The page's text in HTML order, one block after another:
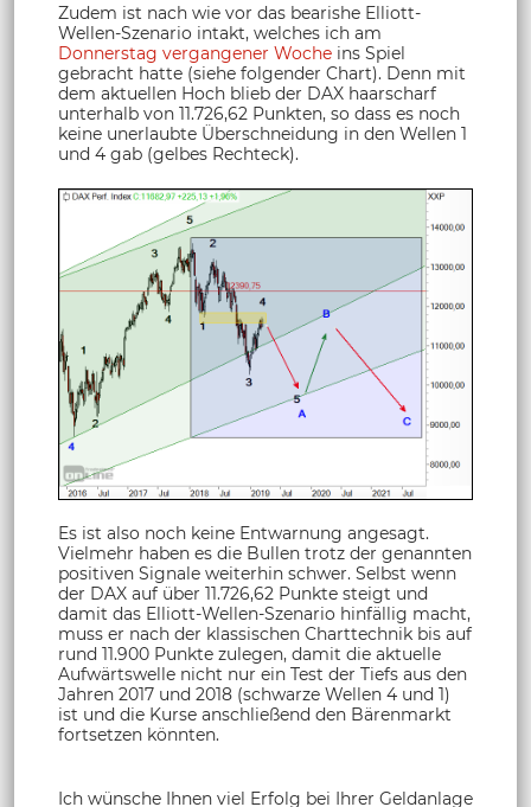
Zudem ist nach wie vor das bearishe Elliott-
Wellen-Szenario intakt, welches ich am
Donnerstag vergangener Woche ins Spiel
gebracht hatte (siehe folgender Chart). Denn mit
dem aktuellen Hoch blieb der DAX haarscharf
unterhalb von 11.726,62 Punkten, so dass es noch
keine unerlaubte Überschneidung in den Wellen 1
und 4 gab (gelbes Rechteck).
Es ist also noch keine Entwarnung angesagt.
Vielmehr haben es die Bullen trotz der genannten
positiven Signale weiterhin schwer. Selbst wenn
der DAX auf über 11.726,62 Punkte steigt und
damit das Elliott-Wellen-Szenario hinfällig macht,
muss er nach der klassischen Charttechnik bis auf
rund 11.900 Punkte zulegen, damit die aktuelle
Aufwärtswelle nicht nur ein Test der Tiefs aus den
Jahren 2017 und 2018 (schwarze Wellen 4 und 1)
ist und die Kurse anschließend den Bärenmarkt
fortsetzen könnten.
Ich wünsche Ihnen viel Erfolg bei Ihrer Geldanlage